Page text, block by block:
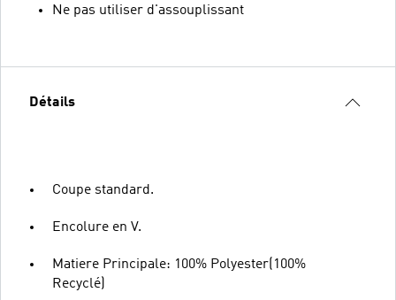
Ne pas utiliser d'assouplissant
Détails
Coupe standard.
Encolure en V.
Matiere Principale: 100% Polyester(100%
Recyclé)